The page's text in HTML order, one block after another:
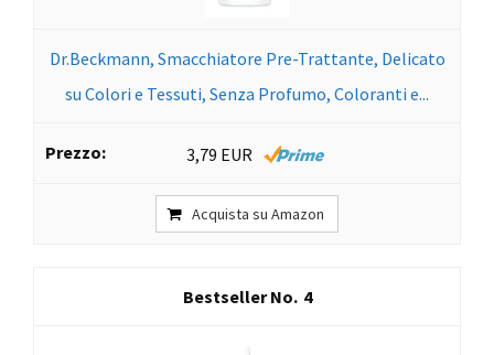
Dr.Beckmann, Smacchiatore Pre-Trattante, Delicato
su Colori e Tessuti, Senza Profumo, Coloranti e...
3,79 EUR
Acquista su Amazon
4